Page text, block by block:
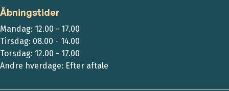
Åbningstider
Mandag: 12.00 - 17.00
Tirsdag: 08.00 - 14.00
Torsdag: 12.00 - 17.00
Andre hverdage: Efter aftale